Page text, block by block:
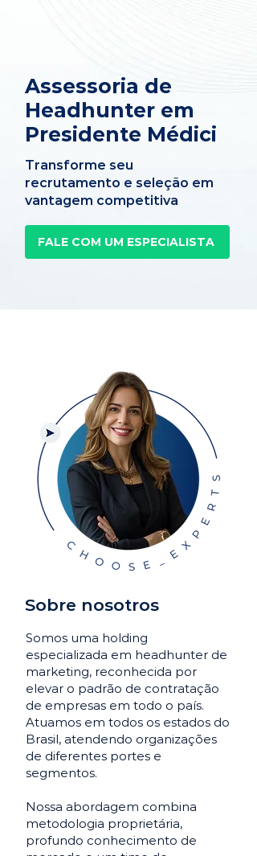
Assessoria de
Headhunter em
Presidente Médici
Transforme seu
recrutamento e seleção em
vantagem competitiva
FALE COM UM ESPECIALISTA
Sobre nosotros
Somos uma holding
especializada em headhunter de
marketing, reconhecida por
elevar o padrão de contratação
de empresas em todo o país.
Atuamos em todos os estados do
Brasil, atendendo organizações
de diferentes portes e
segmentos.
Nossa abordagem combina
metodologia proprietária,
profundo conhecimento de